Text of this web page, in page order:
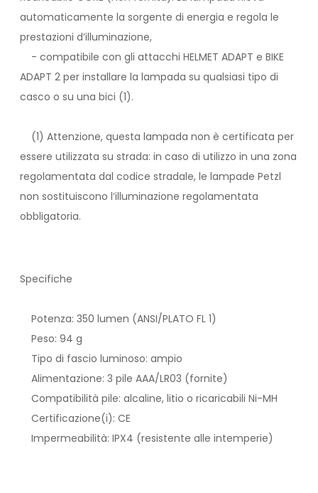
automaticamente la sorgente di energia e regola le
prestazioni d’illuminazione,
- compatibile con gli attacchi HELMET ADAPT e BIKE
ADAPT 2 per installare la lampada su qualsiasi tipo di
casco o su una bici (1).
(1) Attenzione, questa lampada non è certificata per
essere utilizzata su strada: in caso di utilizzo in una zona
regolamentata dal codice stradale, le lampade Petzl
non sostituiscono l’illuminazione regolamentata
obbligatoria.
Specifiche
Potenza: 350 lumen (ANSI/PLATO FL 1)
Peso: 94 g
Tipo di fascio luminoso: ampio
Alimentazione: 3 pile AAA/LR03 (fornite)
Compatibilità pile: alcaline, litio o ricaricabili Ni-MH
Certificazione(i): CE
Impermeabilità: IPX4 (resistente alle intemperie)